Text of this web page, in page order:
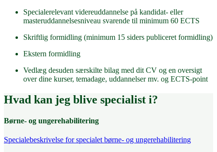
Specialerelevant videreuddannelse på kandidat- eller
masteruddannelsesniveau svarende til minimum 60 ECTS
Skriftlig formidling (minimum 15 siders publiceret formidling)
Ekstern formidling
Vedlæg desuden særskilte bilag med dit CV og en oversigt
over dine kurser, temadage, uddannelser mv. og ECTS-point
Hvad kan jeg blive specialist i?
Børne- og ungerehabilitering
Specialebeskrivelse for specialet børne- og ungerehabilitering